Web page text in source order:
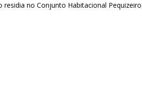
residia no Conjunto Habitacional